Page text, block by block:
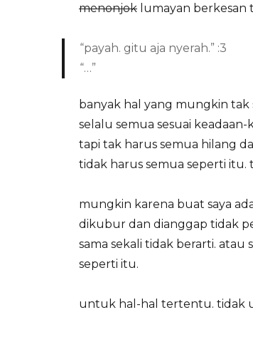
menonjok lumayan berkesan
“payah. gitu aja nyerah.” :3
“…”
banyak hal yang mungkin
selalu semua sesuai
tapi tak harus semua hilang
tidak harus semua seperti itu.
mungkin karena buat saya
dikubur dan dianggap tidak
sama sekali tidak berarti. atau
seperti itu.
untuk hal-hal tertentu. tidak